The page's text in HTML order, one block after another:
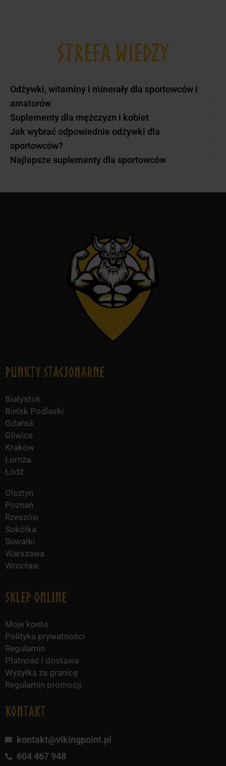
STREFA WIEDZY
Odżywki, witaminy i minerały dla sportowców i
amatorów
Suplementy dla mężczyzn i kobiet
Jak wybrać odpowiednie odżywki dla
sportowców?
Najlepsze suplementy dla sportowców
Punkty Stacjonarne
Białystok
Bielsk Podlaski
Gdańsk
Gliwice
Kraków
Łomża
Łódź
Olsztyn
Poznań
Rzeszów
Sokółka
Suwałki
Warszawa
Wrocław
Sklep online
Moje konto
Polityka prywatności
Regulamin
Płatność i dostawa
Wysyłka za granicę
Regulamin promocji
KONTAKT
kontakt@vikingpoint.pl
604 467 948